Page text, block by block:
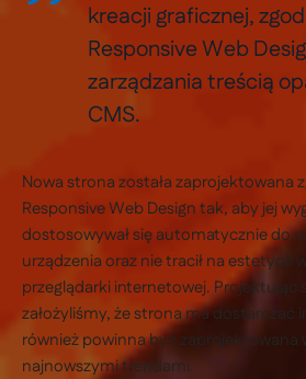
kreacji graficznej,
Responsive Web
zarządzania treścią
CMS.
Nowa strona została zaprojektowana
Responsive Web Design tak, aby jej
dostosowywał się automatycznie do
urządzenia oraz nie tracił na estetyce
przeglądarki internetowej. Projektując
założyliśmy, że strona ma dostarczać
również powinna być zaprojektowana
najnowszymi trendami.